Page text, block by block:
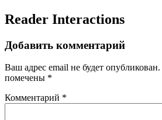
Reader Interactions
Добавить комментарий
Ваш адрес email не будет опубликован.
помечены *
Комментарий *